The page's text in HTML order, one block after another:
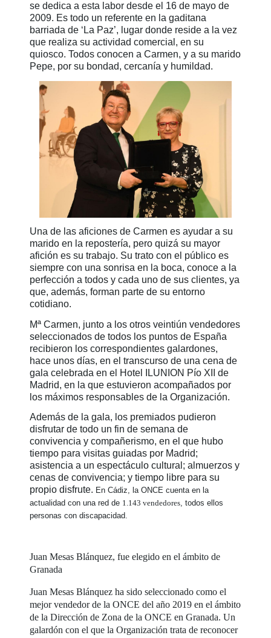
se dedica a esta labor desde el 16 de mayo de
2009. Es todo un referente en la gaditana
barriada de ‘La Paz’, lugar donde reside a la vez
que realiza su actividad comercial, en su
quiosco. Todos conocen a Carmen, y a su marido
Pepe, por su bondad, cercanía y humildad.
Una de las aficiones de Carmen es ayudar a su
marido en la repostería, pero quizá su mayor
afición es su trabajo. Su trato con el público es
siempre con una sonrisa en la boca, conoce a la
perfección a todos y cada uno de sus clientes, ya
que, además, forman parte de su entorno
cotidiano.
Mª Carmen, junto a los otros veintiún vendedores
seleccionados de todos los puntos de España
recibieron los correspondientes galardones,
hace unos días, en el transcurso de una cena de
gala celebrada en el Hotel ILUNION Pío XII de
Madrid, en la que estuvieron acompañados por
los máximos responsables de la Organización.
Además de la gala, los premiados pudieron
disfrutar de todo un fin de semana de
convivencia y compañerismo, en el que hubo
tiempo para visitas guiadas por Madrid;
asistencia a un espectáculo cultural; almuerzos y
cenas de convivencia; y tiempo libre para su
propio disfrute. En Cádiz, la ONCE cuenta en la
actualidad con una red de 1.143 vendedores, todos ellos
personas con discapacidad.
Juan Mesas Blánquez, fue elegido en el ámbito de
Granada
Juan Mesas Blánquez ha sido seleccionado como el
mejor vendedor de la ONCE del año 2019 en el ámbito
de la Dirección de Zona de la ONCE en Granada. Un
galardón con el que la Organización trata de reconocer